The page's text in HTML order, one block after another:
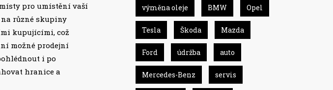
pro umístění vaší
různé skupiny
kupujícími, což
možné prodejní
i po
hranice a
výměna oleje BMW Opel
Tesla Škoda Mazda
Ford údržba auto
Mercedes-Benz servis